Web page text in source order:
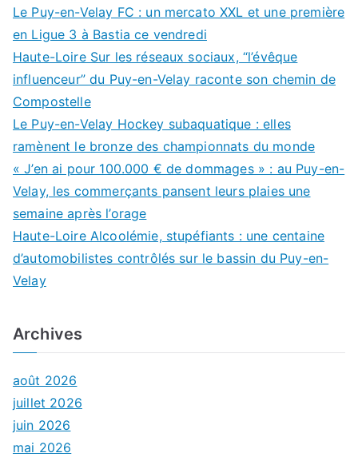
Le Puy-en-Velay FC : un mercato XXL et une première
en Ligue 3 à Bastia ce vendredi
Haute-Loire Sur les réseaux sociaux, “l’évêque
influenceur” du Puy-en-Velay raconte son chemin de
Compostelle
Le Puy-en-Velay Hockey subaquatique : elles
ramènent le bronze des championnats du monde
« J’en ai pour 100.000 € de dommages » : au Puy-en-
Velay, les commerçants pansent leurs plaies une
semaine après l’orage
Haute-Loire Alcoolémie, stupéfiants : une centaine
d’automobilistes contrôlés sur le bassin du Puy-en-
Velay
Archives
août 2026
juillet 2026
juin 2026
mai 2026